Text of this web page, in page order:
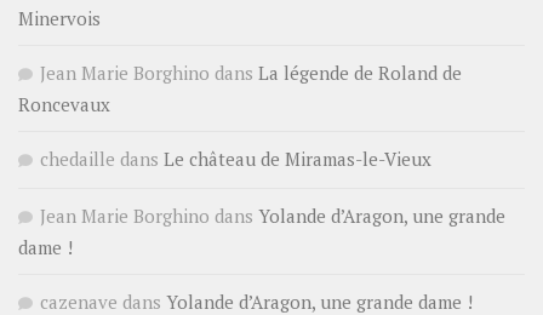
Minervois
Jean Marie Borghino dans La légende de Roland de
Roncevaux
chedaille dans Le château de Miramas-le-Vieux
Jean Marie Borghino dans Yolande d’Aragon, une grande
dame !
cazenave dans Yolande d’Aragon, une grande dame !